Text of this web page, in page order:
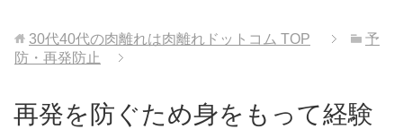
30代40代の肉離れは肉離れドットコム TOP
予
防・再発防止
再発を防ぐため身をもって経験